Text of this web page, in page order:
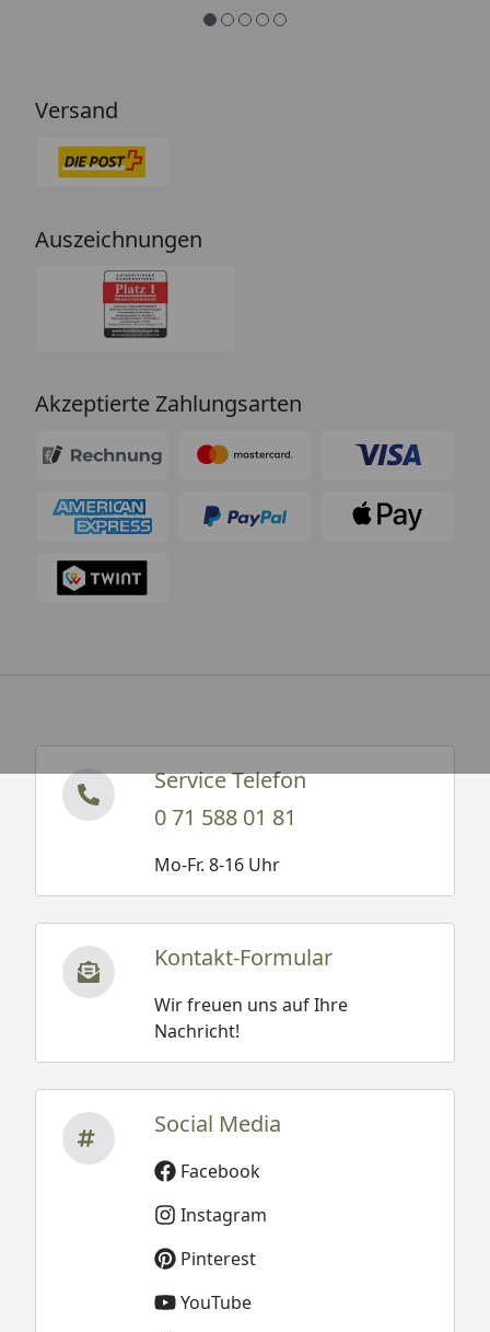
Versand
Auszeichnungen
Akzeptierte Zahlungsarten
Service Telefon
0 71 588 01 81
Mo-Fr. 8-16 Uhr
Kontakt-Formular
Wir freuen uns auf Ihre
Nachricht!
Social Media
Facebook
Instagram
Pinterest
YouTube